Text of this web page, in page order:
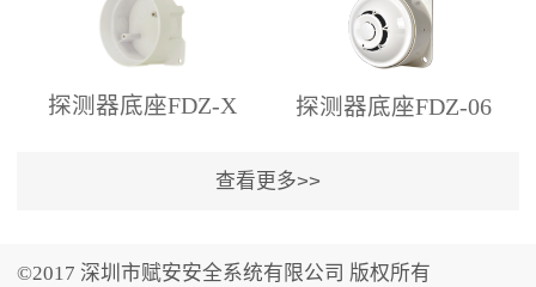
探测器底座FDZ-X 探测器底座FDZ-06
©2017 深圳市赋安安全系统有限公司 版权所有